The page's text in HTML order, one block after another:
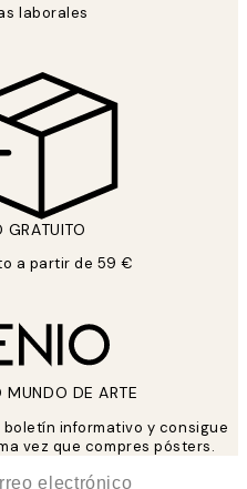
laborales
GRATUITO
a partir de 59 €
MUNDO DE ARTE
informativo y consigue
vez que compres pósters.